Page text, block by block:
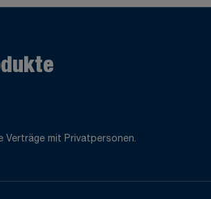
Verträge mit Privatpersonen.